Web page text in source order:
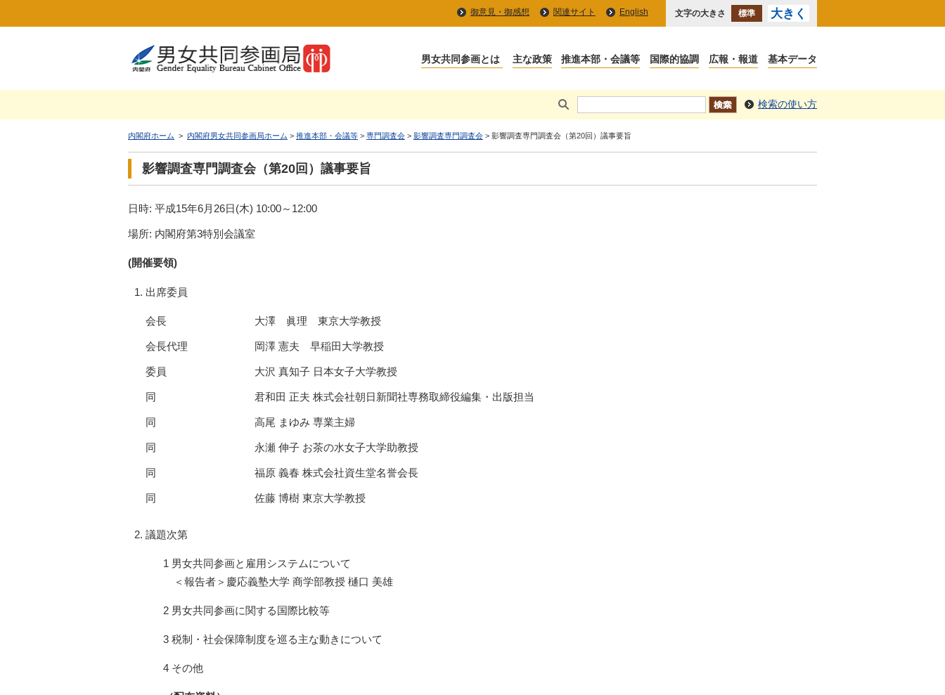
御意見・御感想 関連サイト English 文字の大きさ 標準 大きく
検索の使い方
内閣府ホーム > 内閣府男女共同参画局ホーム > 推進本部・会議等 > 専門調査会 > 影響調査専門調査会 > 影響調査専門調査会（第20回）議事要旨
影響調査専門調査会（第20回）議事要旨
日時: 平成15年6月26日(木) 10:00～12:00
場所: 内閣府第3特別会議室
(開催要領)
出席委員
会長 大澤 眞理 東京大学教授
会長代理 岡澤 憲夫 早稲田大学教授
委員 大沢 真知子 日本女子大学教授
同 君和田 正夫 株式会社朝日新聞社専務取締役編集・出版担当
同 高尾 まゆみ 専業主婦
同 永瀬 伸子 お茶の水女子大学助教授
同 福原 義春 株式会社資生堂名誉会長
同 佐藤 博樹 東京大学教授
議題次第
1 男女共同参画と雇用システムについて
＜報告者＞慶応義塾大学 商学部教授 樋口 美雄
2 男女共同参画に関する国際比較等
3 税制・社会保障制度を巡る主な動きについて
4 その他